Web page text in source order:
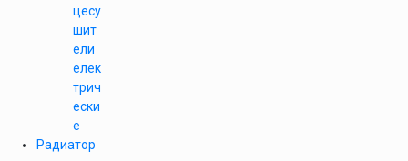
цесу
шит
ели
елек
трич
ески
е
Радиатор